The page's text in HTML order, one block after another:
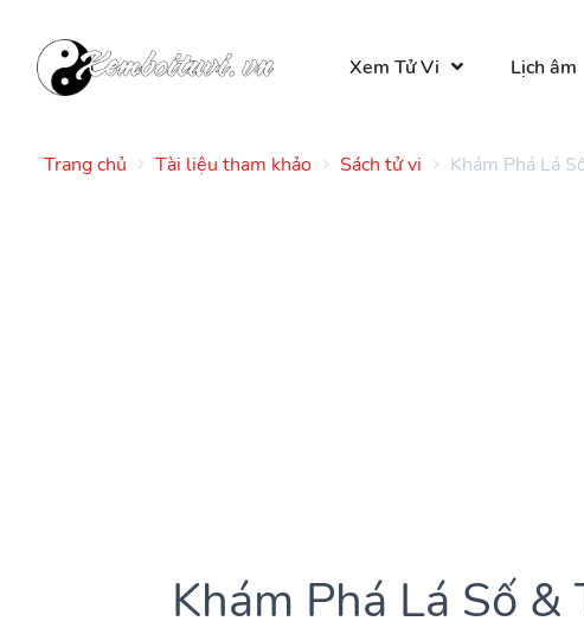
Xem Tử Vi Lịch âm
Trang chủ Tài liệu tham khảo Sách tử vi Khám Phá Lá
Khám Phá Lá Số